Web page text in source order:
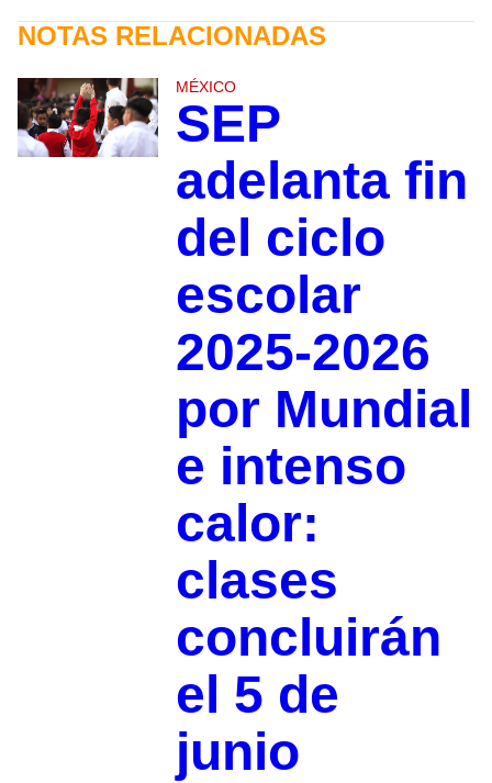
NOTAS RELACIONADAS
MÉXICO
SEP
adelanta fin
del ciclo
escolar
2025-2026
por Mundial
e intenso
calor:
clases
concluirán
el 5 de
junio